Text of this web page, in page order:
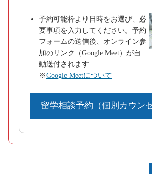
予約可能枠より日時をお選び、必
要事項を入力してください。予約
フォームの送信後、オンライン参
加のリンク（Google Meet）が自
動送付されます
※Google Meetについて
留学相談予約（個別カウン